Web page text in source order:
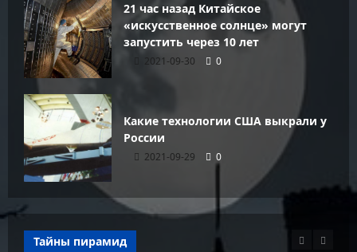
21 час назад Китайское
«искусственное солнце» могут
запустить через 10 лет
2021-09-30 0
Какие технологии США выкрали у
России
2021-09-29 0
Тайны пирамид